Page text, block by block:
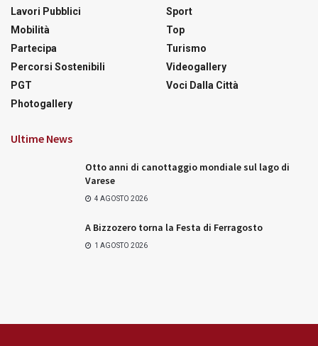
Lavori Pubblici
Mobilità
Partecipa
Percorsi Sostenibili
PGT
Photogallery
Sport
Top
Turismo
Videogallery
Voci Dalla Città
Ultime News
Otto anni di canottaggio mondiale sul lago di
Varese
4 AGOSTO 2026
A Bizzozero torna la Festa di Ferragosto
1 AGOSTO 2026